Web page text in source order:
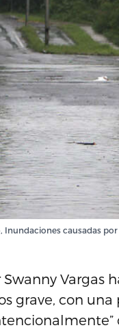
Inundaciones causadas
Vargas
grave, con una